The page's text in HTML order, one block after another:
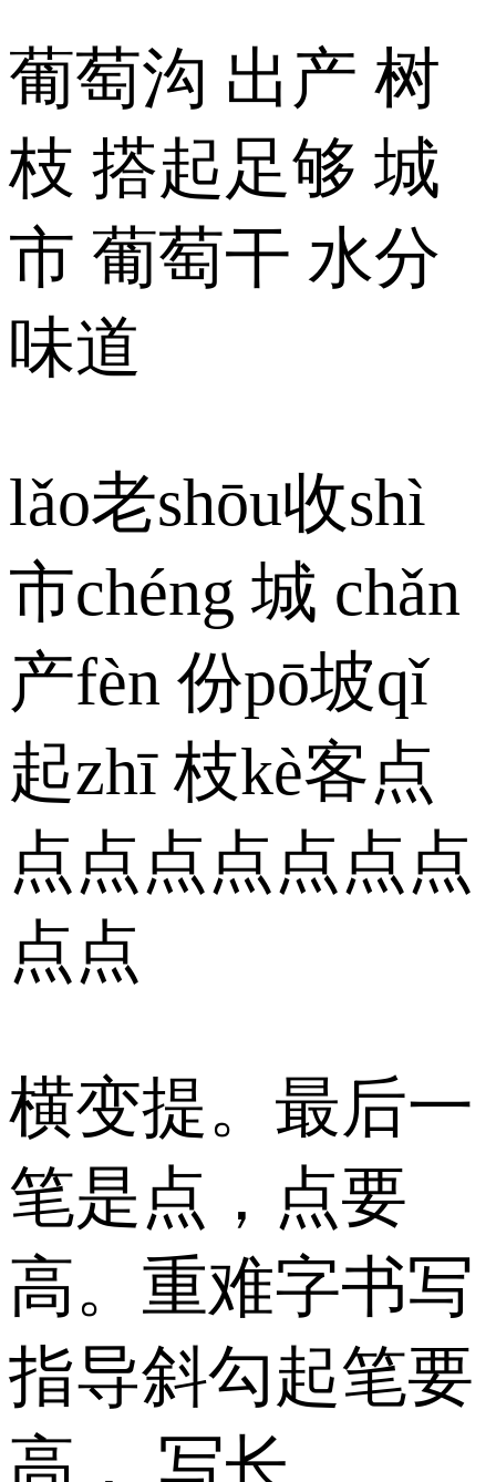
葡萄沟 出产 树
枝 搭起足够 城
市 葡萄干 水分
味道
lǎo老shōu收shì
市chéng 城 chǎn
产fèn 份pō坡qǐ
起zhī 枝kè客点
点点点点点点点
点点
横变提。最后一
笔是点，点要
高。重难字书写
指导斜勾起笔要
高， 写长